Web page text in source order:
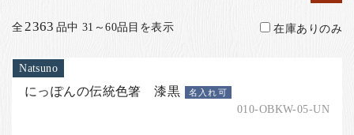
ご利用ガイド
全2363 品中 31～60品目を表示 在庫ありのみ
Natsuno
にっぽんの伝統色箸 漆黒 名入れ可
010-OBKW-05-UN